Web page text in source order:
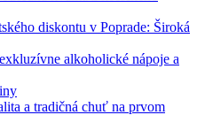
diskontu v Poprade: Široká
alkoholické nápoje a
a tradičná chuť na prvom